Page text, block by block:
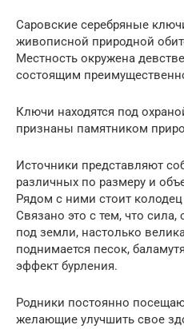
Саровские серебряные
живописной природной
Местность окружена
состоящим
Ключи находятся под
признаны памятником
Источники представляют
различных по размеру и
Рядом с ними стоит
Связано это с тем, что
под земли, настолько
поднимается песок,
эффект бурления.
Родники постоянно
желающие улучшить свое